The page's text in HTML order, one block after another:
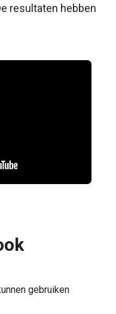
resultaten hebben
gebruiken